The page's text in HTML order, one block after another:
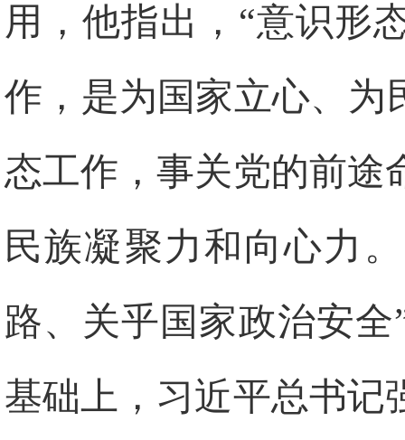
用，他指出，“意识形
作，是为国家立心、为
态工作，事关党的前途
民族凝聚力和向心力
路、关乎国家政治安
基础上，习近平总书记